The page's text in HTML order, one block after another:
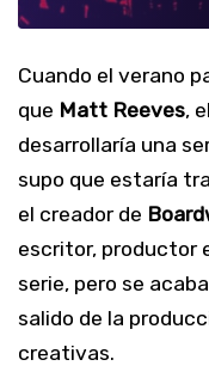
Cuando el verano
que Matt Reeves,
desarrollaría una
supo que estaría
el creador de
escritor, productor
serie, pero se
salido de la
creativas.